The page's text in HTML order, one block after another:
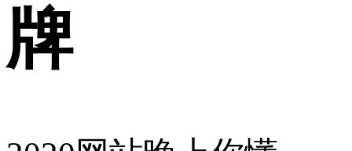
牌